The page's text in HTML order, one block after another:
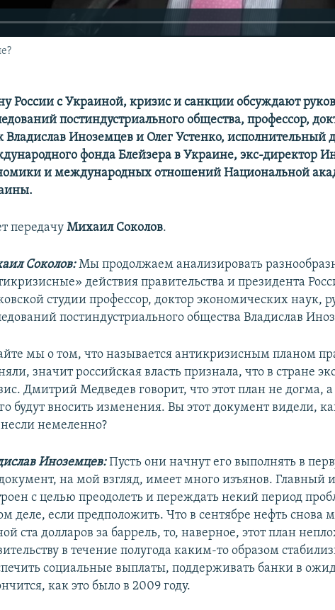
России с Украиной, кризис и санкции обсуждают
постиндустриального общества, профессор,
Владислав Иноземцев и Олег Устенко, исполнительный
фонда Блейзера в Украине, экс-директор
и международных отношений Национальной
передачуМихаил Соколов.
Соколов:Мы продолжаем анализировать
действия правительства и президента
студии профессор, доктор экономических наук,
постиндустриального общества Владислав
мы о том, что называется антикризисным планом
значит российская власть признала, что в стране
Дмитрий Медведев говорит, что этот план не догма,
будут вносить изменения. Вы этот документ видели,
немеленно?
Иноземцев:Пусть они начнут его выполнять в
на мой взгляд, имеет много изъянов. Главный
с целью преодолеть и переждать некий период
деле, если предположить. Что в сентябре нефть снова
ста долларов за баррель, то, наверное, этот план
в течение полугода каким-то образом
социальные выплаты, поддерживать банки в
как это было в 2009 году.